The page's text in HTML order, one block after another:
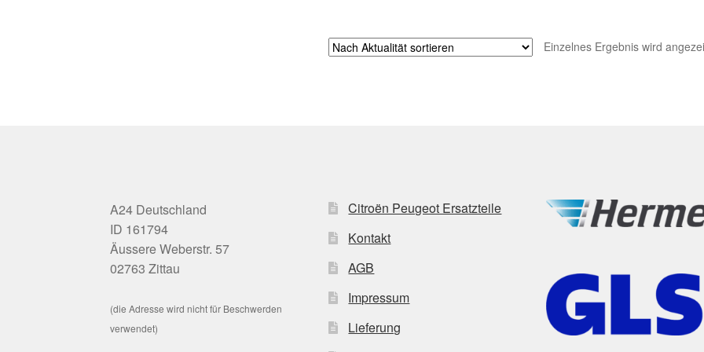
Einzelnes Ergebnis wird
A24 Deutschland
ID 161794
Äussere Weberstr. 57
02763 Zittau
(die Adresse wird nicht für Beschwerden
verwendet)
Citroën Peugeot Ersatzteile
Kontakt
AGB
Impressum
Lieferung